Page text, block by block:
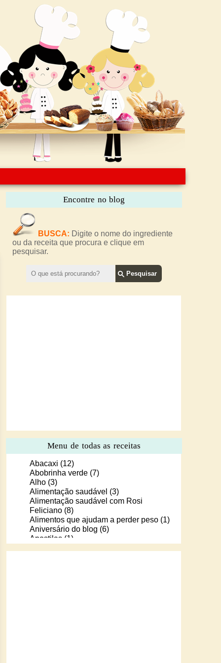
Encontre no blog
BUSCA: Digite o nome do ingrediente
ou da receita que procura e clique em
pesquisar.
Menu de todas as receitas
Abacaxi (12)
Abobrinha verde (7)
Alho (3)
Alimentação saudável (3)
Alimentação saudável com Rosi
Feliciano (8)
Alimentos que ajudam a perder peso (1)
Aniversário do blog (6)
Apostilas (1)